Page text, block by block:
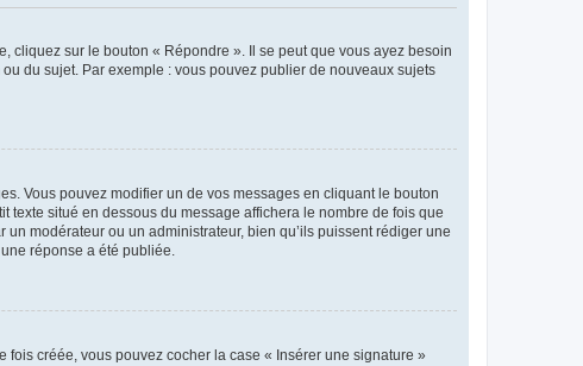
cliquez sur le bouton « Répondre ». Il se peut que vous ayez besoin
du sujet. Par exemple : vous pouvez publier de nouveaux sujets
Vous pouvez modifier un de vos messages en cliquant le bouton
situé en dessous du message affichera le nombre de fois que
un modérateur ou un administrateur, bien qu’ils puissent rédiger une
réponse a été publiée.
fois créée, vous pouvez cocher la case « Insérer une signature »